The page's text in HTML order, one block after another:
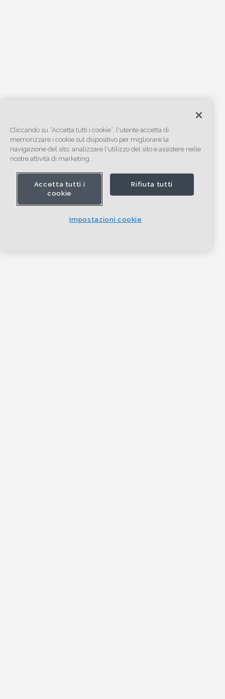
Cliccando su “Accetta tutti i cookie”, l'utente accetta di
memorizzare i cookie sul dispositivo per migliorare la
navigazione del sito, analizzare l'utilizzo del sito e assistere nelle
nostre attività di marketing.
Accetta tutti i
cookie
Rifiuta tutti
Impostazioni cookie